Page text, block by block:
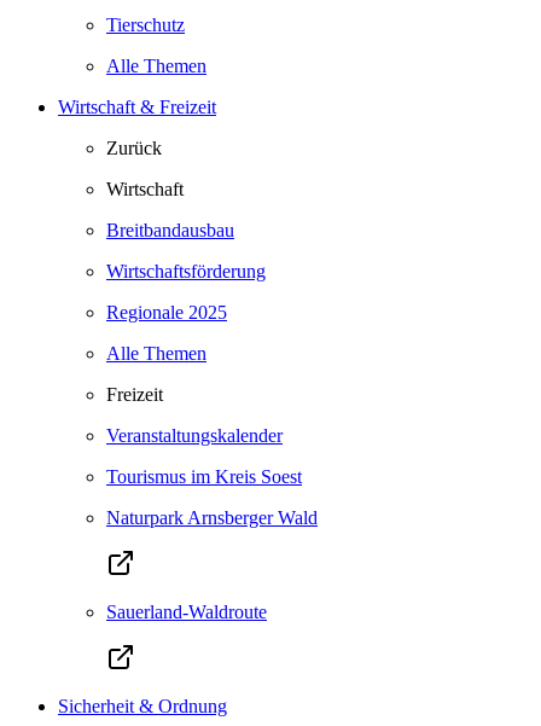
Tierschutz
Alle Themen
Wirtschaft & Freizeit
Zurück
Wirtschaft
Breitbandausbau
Wirtschaftsförderung
Regionale 2025
Alle Themen
Freizeit
Veranstaltungskalender
Tourismus im Kreis Soest
Naturpark Arnsberger Wald
Sauerland-Waldroute
Sicherheit & Ordnung